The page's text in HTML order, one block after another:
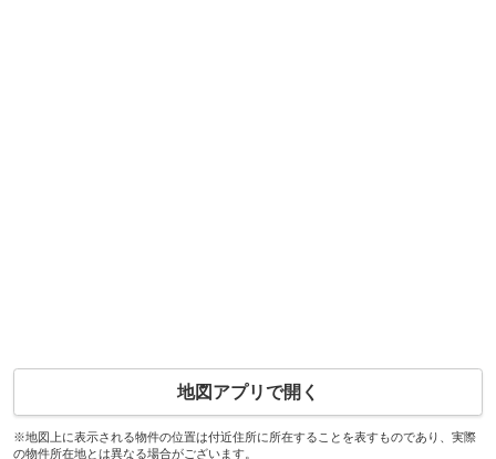
地図アプリで開く
※地図上に表示される物件の位置は付近住所に所在することを表すものであり、実際
の物件所在地とは異なる場合がございます。